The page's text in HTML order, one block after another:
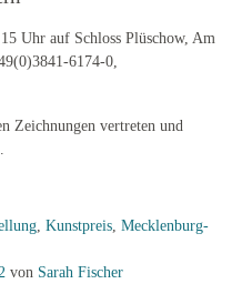
Uhr auf Schloss Plüschow, Am
6174-0,
Zeichnungen vertreten und
Kunstpreis Mecklenburg-
von Sarah Fischer